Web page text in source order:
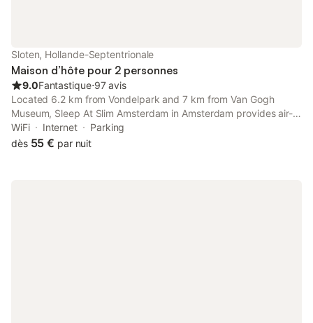
Sloten, Hollande-Septentrionale
Maison d’hôte pour 2 personnes
9.0Fantastique⋅97 avis
Located 6.2 km from Vondelpark and 7 km from Van Gogh
Museum, Sleep At Slim Amsterdam in Amsterdam provides air-
conditioned accommodation with views of the garden and free
WiFi. The property is around 7.
WiFi Internet
Parking
dès 55 € par nuit